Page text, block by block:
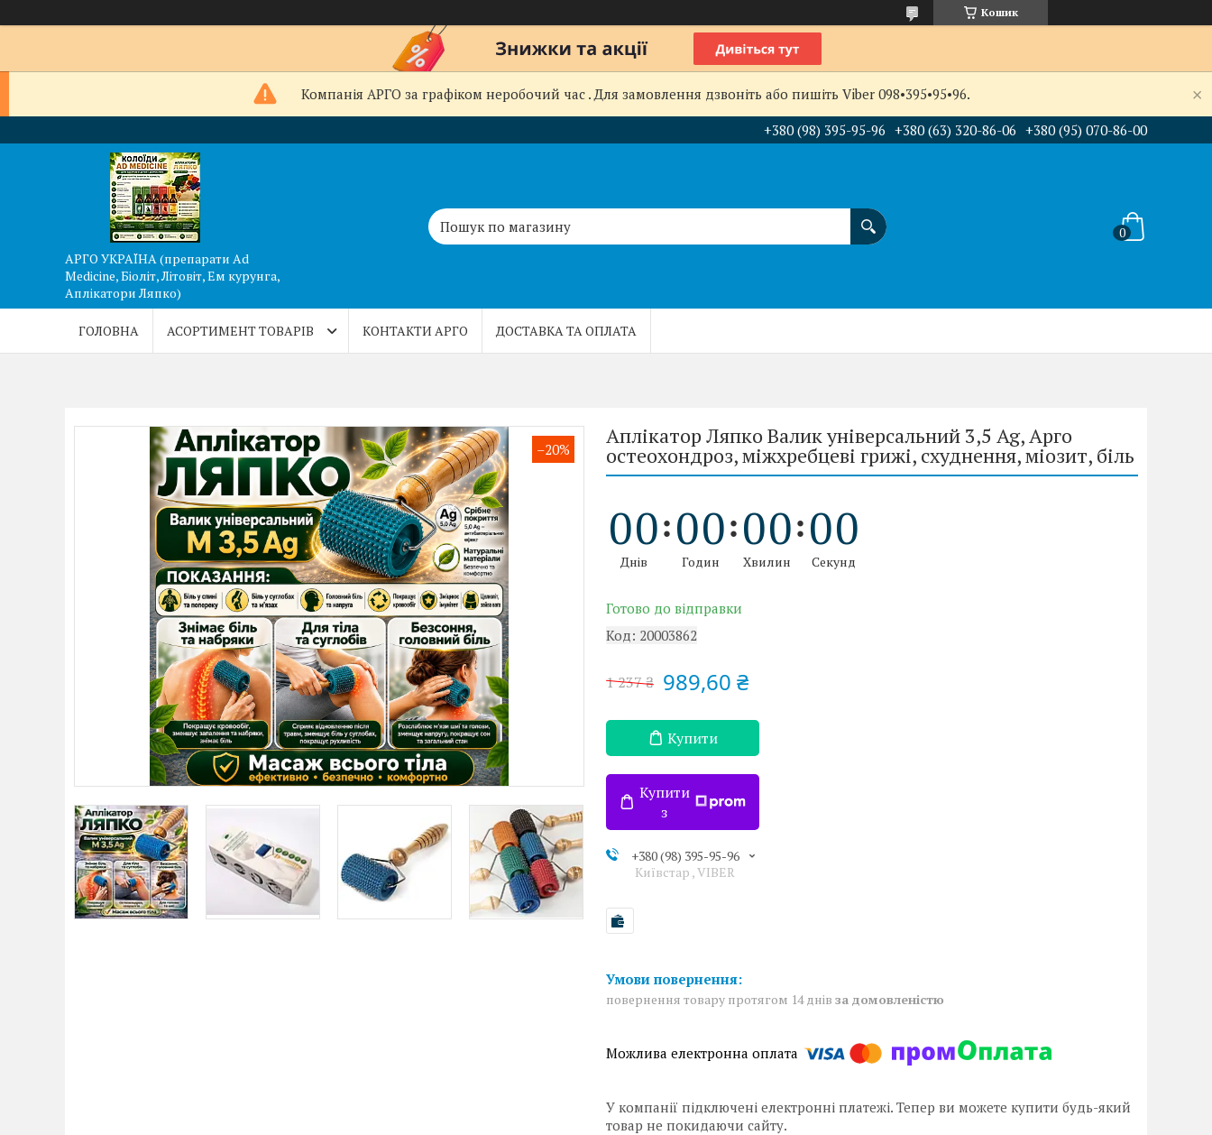
Кошик
Компанія АРГО за графіком неробочий час . Для замовлення дзвоніть або пишіть Viber 098•395•95•96.
+380 (98) 395-95-96 +380 (63) 320-86-06 +380 (95) 070-86-00
АРГО УКРАЇНА (препарати Ad
Medicine, Біоліт, Літовіт, Ем курунга,
Аплікатори Ляпко)
ГОЛОВНА АСОРТИМЕНТ ТОВАРІВ КОНТАКТИ АРГО ДОСТАВКА ТА ОПЛАТА
–20%
Аплікатор Ляпко Валик універсальний 3,5 Ag, Арго
остеохондроз, міжхребцеві грижі, схуднення, міозит, біль
00
Днів
00
Годин
00
Хвилин
00
Секунд
Готово до відправки
Код: 20003862
1 237 ₴ 989,60 ₴
Купити
Купити
з
+380 (98) 395-95-96
Київстар , VIBER
повернення товару протягом 14 днів за домовленістю
У компанії підключені електронні платежі. Тепер ви можете купити будь-який
товар не покидаючи сайту.